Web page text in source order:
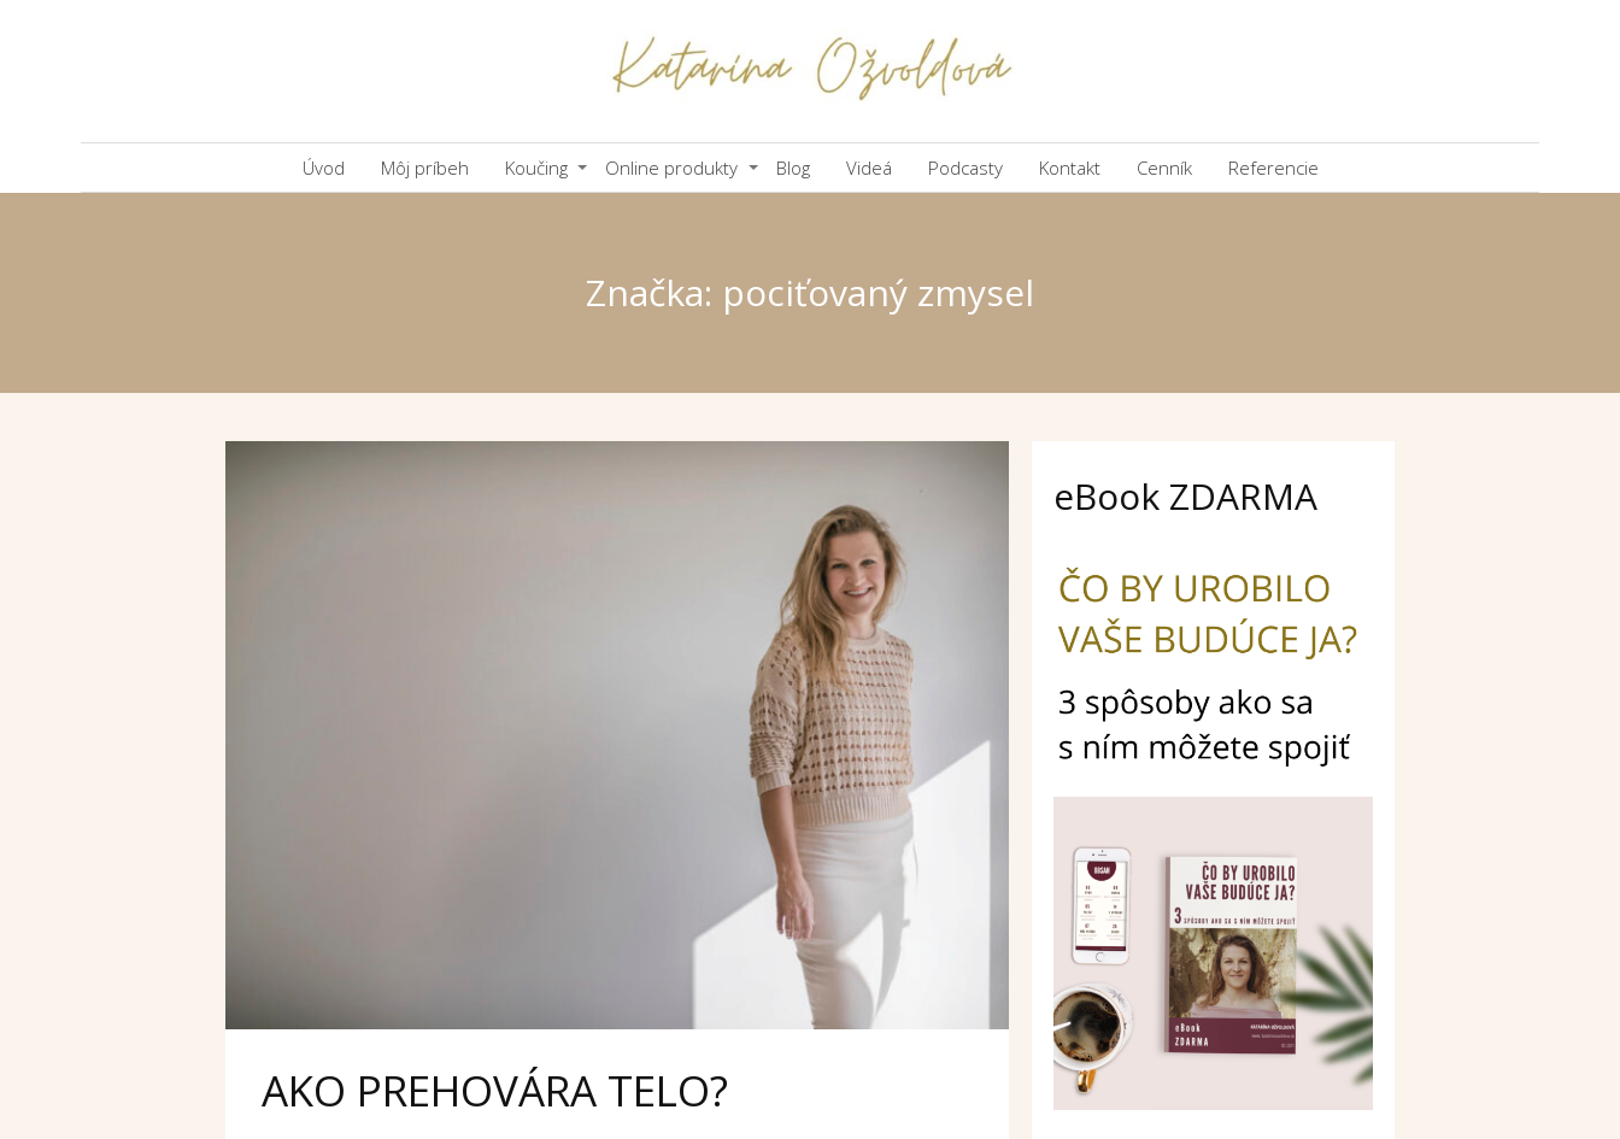
Úvod Môj príbeh Koučing Online produkty Blog Videá Podcasty Kontakt Cenník Referencie
Značka: pociťovaný zmysel
AKO PREHOVÁRA TELO?
eBook ZDARMA